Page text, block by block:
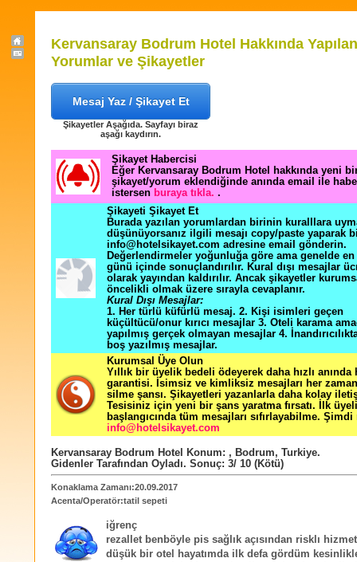
Kervansaray Bodrum Hotel Hakkında Yapılan
Yorumlar ve Şikayetler
Mesaj Yaz / Şikayet Et
Şikayetler Aşağıda. Sayfayı biraz
aşağı kaydırın.
Şikayet Habercisi
Eğer Kervansaray Bodrum Hotel hakkında yeni
şikayet/yorum eklendiğinde anında email ile
istersen buraya tıkla. .
Şikayeti Şikayet Et
Burada yazılan yorumlardan birinin kuralllara
düşünüyorsanız ilgili mesajı copy/paste yaparak
info@hotelsikayet.com adresine email gönderin.
Değerlendirmeler yoğunluğa göre ama genelde
günü içinde sonuçlandırılır. Kural dışı mesajlar
olarak yayından kaldırılır. Ancak şikayetler
öncelikli olmak üzere sırayla cevaplanır.
Kural Dışı Mesajlar:
1. Her türlü küfürlü mesaj. 2. Kişi isimleri geçen
küçültücü/onur kırıcı mesajlar 3. Oteli karama
yapılmış gerçek olmayan mesajlar 4.
boş yazılmış mesajlar.
Kurumsal Üye Olun
Yıllık bir üyelik bedeli ödeyerek daha hızlı
garantisi. İsimsiz ve kimliksiz mesajları her zaman
silme şansı. Şikayetleri yazanlarla daha kolay
Tesisiniz için yeni bir şans yaratma fırsatı. İlk
başlangıcında tüm mesajları sıfırlayabilme. Şimdi
info@hotelsikayet.com
Kervansaray Bodrum Hotel Konum: , Bodrum, Turkiye.
Gidenler Tarafından Oyladı. Sonuç: 3/ 10 (Kötü)
Konaklama Zamanı:20.09.2017
Acenta/Operatör:tatil sepeti
iğrenç
rezallet benböyle pis sağlık açısından risklı
düşük bir otel hayatımda ilk defa gördüm